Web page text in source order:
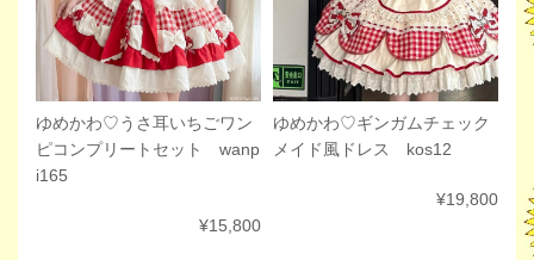
ゆめかわ♡うさ耳いちごワン
ピコンプリートセット wanp
i165
¥15,800
ゆめかわ♡ギンガムチェック
メイド風ドレス kos12
¥19,800